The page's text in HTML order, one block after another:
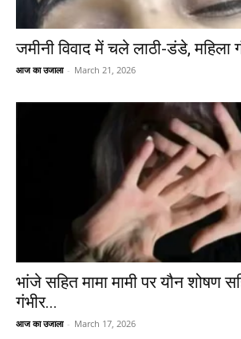
जमीनी विवाद में चले लाठी-डंडे,
आज का उजाला - March 21, 2026
भांजे सहित मामा मामी पर यौन शोषण
गंभीर...
आज का उजाला - March 17, 2026